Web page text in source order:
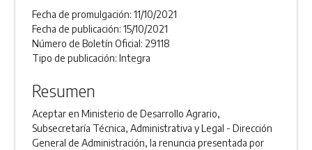
Fecha de promulgación:11/10/2021
Fecha de publicación:15/10/2021
Número de Boletín Oficial: 29118
Tipo de publicación:Integra
Resumen
Aceptar en Ministerio de Desarrollo Agrario,
Subsecretaría Técnica, Administrativa y Legal - Dirección
General de Administración, la renuncia presentada por